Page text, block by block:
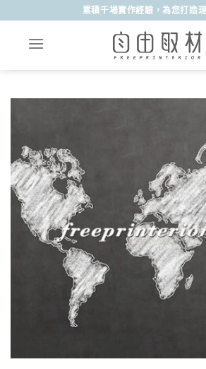
content
累積千場實作經驗，為您打造